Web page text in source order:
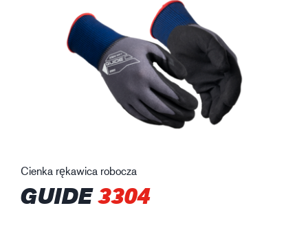
Cienka rękawica robocza
GUIDE3304